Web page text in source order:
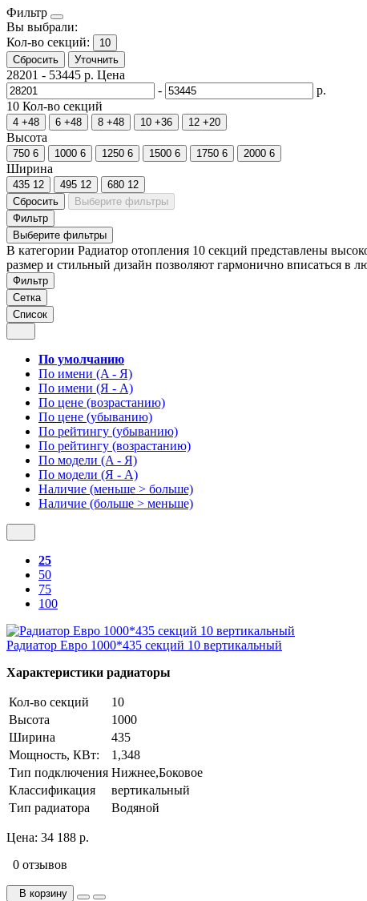
Фильтр
Вы выбрали:
Кол-во секций:
10
Сбросить
Уточнить
28201 - 53445 р. Цена
-
р.
10 Кол-во секций
4 +48 6 +48 8 +48 10 +36 12 +20
Высота
750 6 1000 6 1250 6 1500 6 1750 6 2000 6
Ширина
435 12 495 12 680 12
Сбросить
Выберите фильтры
Фильтр
Выберите фильтры
В категории Радиатор отопления 10 секций представлены
размер и стильный дизайн позволяют гармонично вписаться в
Фильтр
Сетка
Список
По умолчанию
По имени (A - Я)
По имени (Я - A)
По цене (возрастанию)
По цене (убыванию)
По рейтингу (убыванию)
По рейтингу (возрастанию)
По модели (A - Я)
По модели (Я - A)
Наличие (меньше > больше)
Наличие (больше > меньше)
25
50
75
100
Радиатор Евро 1000*435 секций 10 вертикальный
Характеристики радиаторы
Кол-во секций
10
Высота
1000
Ширина
435
Мощность, КВт:
1,348
Тип подключения Нижнее,Боковое
Классификация
вертикальный
Тип радиатора
Водяной
Цена: 34 188 р.
0 отзывов
В корзину